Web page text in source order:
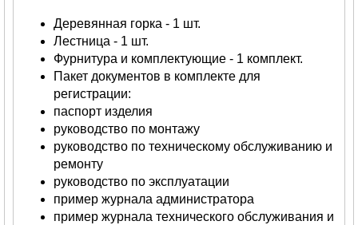
Деревянная горка - 1 шт.
Лестница - 1 шт.
Фурнитура и комплектующие - 1 комплект.
Пакет документов в комплекте для
регистрации:
паспорт изделия
руководство по монтажу
руководство по техническому обслуживанию и
ремонту
руководство по эксплуатации
пример журнала администратора
пример журнала технического обслуживания и